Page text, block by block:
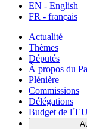
EN - English
FR - français
Actualité
Thèmes
Députés
À propos du
Plénière
Commissions
Délégations
Budget de